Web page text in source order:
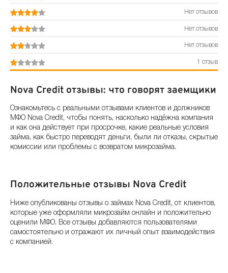
Нет отзывов
Нет отзывов
Нет отзывов
1 отзыв
Nova Credit отзывы: что говорят заемщики
Ознакомьтесь с реальными отзывами клиентов и должников
МФО Nova Credit, чтобы понять, насколько надёжна компания
и как она действует при просрочке, какие реальные условия
займа, как быстро переводят деньги, были ли отказы, скрытые
комиссии или проблемы с возвратом микрозайма.
Положительные отзывы Nova Credit
Ниже опубликованы отзывы о займах Nova Credit, от клиентов,
которые уже оформляли микрозайм онлайн и положительно
оценили МФО. Все отзывы добавляются пользователями
самостоятельно и отражают их личный опыт взаимодействия
с компанией.